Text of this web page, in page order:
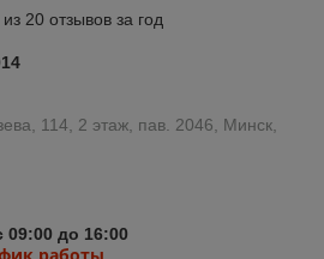
20 отзывов за год
114, 2 этаж, пав. 2046, Минск,
09:00 до 16:00